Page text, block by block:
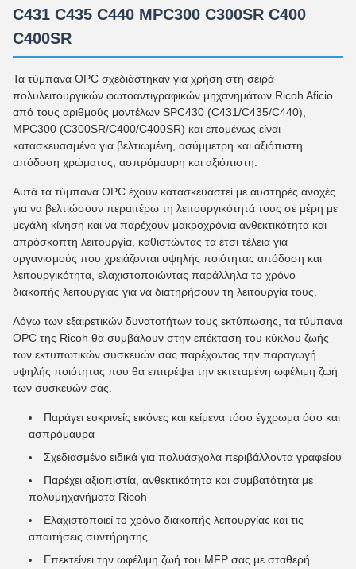
C431 C435 C440 MPC300 C300SR C400
C400SR
Τα τύμπανα OPC σχεδιάστηκαν για χρήση στη σειρά
πολυλειτουργικών φωτοαντιγραφικών μηχανημάτων Ricoh Aficio
από τους αριθμούς μοντέλων SPC430 (C431/C435/C440),
MPC300 (C300SR/C400/C400SR) και επομένως είναι
κατασκευασμένα για βελτιωμένη, ασύμμετρη και αξιόπιστη
απόδοση χρώματος, ασπρόμαυρη και αξιόπιστη.
Αυτά τα τύμπανα OPC έχουν κατασκευαστεί με αυστηρές ανοχές
για να βελτιώσουν περαιτέρω τη λειτουργικότητά τους σε μέρη με
μεγάλη κίνηση και να παρέχουν μακροχρόνια ανθεκτικότητα και
απρόσκοπτη λειτουργία, καθιστώντας τα έτσι τέλεια για
οργανισμούς που χρειάζονται υψηλής ποιότητας απόδοση και
λειτουργικότητα, ελαχιστοποιώντας παράλληλα το χρόνο
διακοπής λειτουργίας για να διατηρήσουν τη λειτουργία τους.
Λόγω των εξαιρετικών δυνατοτήτων τους εκτύπωσης, τα τύμπανα
OPC της Ricoh θα συμβάλουν στην επέκταση του κύκλου ζωής
των εκτυπωτικών συσκευών σας παρέχοντας την παραγωγή
υψηλής ποιότητας που θα επιτρέψει την εκτεταμένη ωφέλιμη ζωή
των συσκευών σας.
Παράγει ευκρινείς εικόνες και κείμενα τόσο έγχρωμα όσο και
ασπρόμαυρα
Σχεδιασμένο ειδικά για πολυάσχολα περιβάλλοντα γραφείου
Παρέχει αξιοπιστία, ανθεκτικότητα και συμβατότητα με
πολυμηχανήματα Ricoh
Ελαχιστοποιεί το χρόνο διακοπής λειτουργίας και τις
απαιτήσεις συντήρησης
Επεκτείνει την ωφέλιμη ζωή του MFP σας με σταθερή